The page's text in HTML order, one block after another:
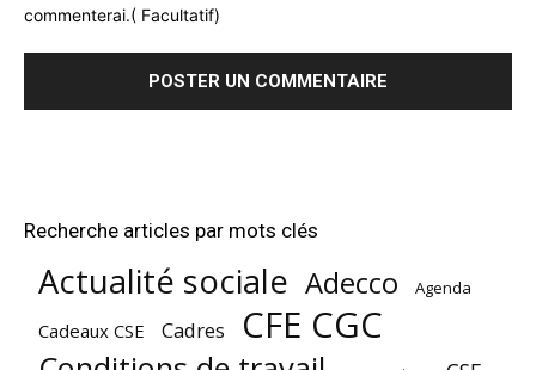
commenterai.( Facultatif)
Recherche articles par mots clés
Actualité sociale Adecco Agenda
Cadeaux CSE Cadres CFE CGC